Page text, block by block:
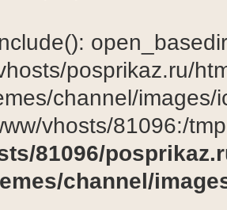
posprikaz.ru/
channel/
vhosts/81096:/
81096/
channel/